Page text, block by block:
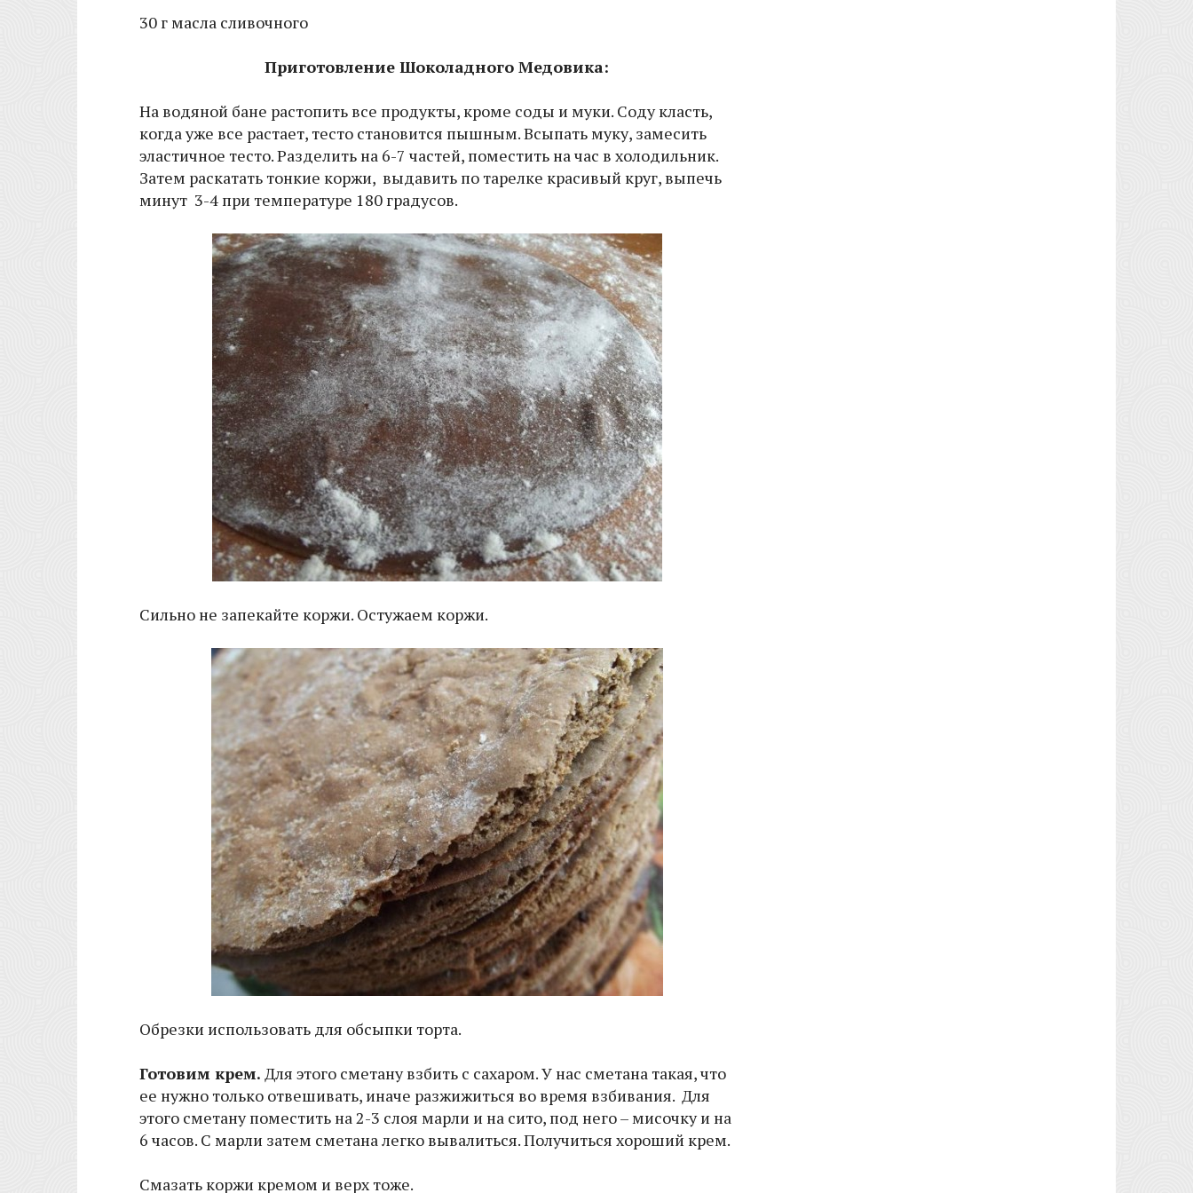
30 г масла сливочного
Приготовление Шоколадного Медовика:
На водяной бане растопить все продукты, кроме соды и муки. Соду класть,
когда уже все растает, тесто становится пышным. Всыпать муку, замесить
эластичное тесто. Разделить на 6-7 частей, поместить на час в холодильник.
Затем раскатать тонкие коржи, выдавить по тарелке красивый круг, выпечь
минут 3-4 при температуре 180 градусов.
Сильно не запекайте коржи. Остужаем коржи.
Обрезки использовать для обсыпки торта.
Готовим крем. Для этого сметану взбить с сахаром. У нас сметана такая, что
ее нужно только отвешивать, иначе разжижиться во время взбивания. Для
этого сметану поместить на 2-3 слоя марли и на сито, под него – мисочку и на
6 часов. С марли затем сметана легко вывалиться. Получиться хороший крем.
Смазать коржи кремом и верх тоже.